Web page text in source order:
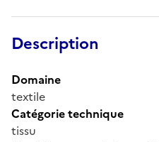
Description
Domaine
textile
Catégorie technique
tissu